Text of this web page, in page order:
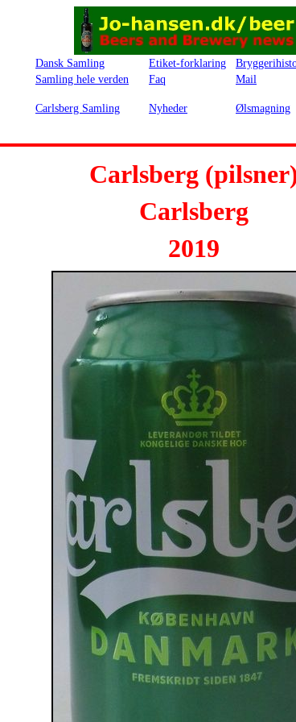
Dansk Samling Etiket-forklaring
Samling hele verden
Faq Mail
Carlsberg Samling Nyheder Ølsmagning
Carlsberg
Carlsberg
2019